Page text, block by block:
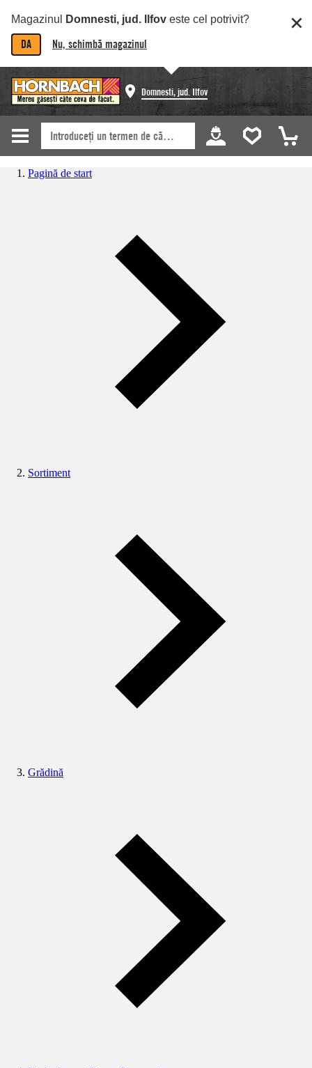
Magazinul Domnesti, jud. Ilfov este cel potrivit?
DA Nu, schimbă magazinul
Domnesti, jud. Ilfov
Pagină de start
Sortiment
Grădină